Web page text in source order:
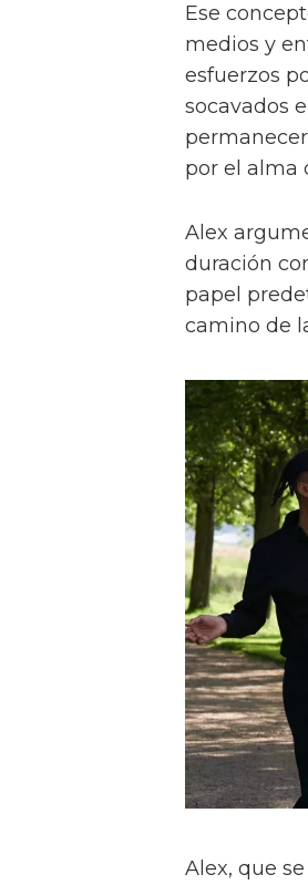
Ese
medios y
esfuerzos
socavados
por el alma
Alex
duración
papel
camino de
Alex, que